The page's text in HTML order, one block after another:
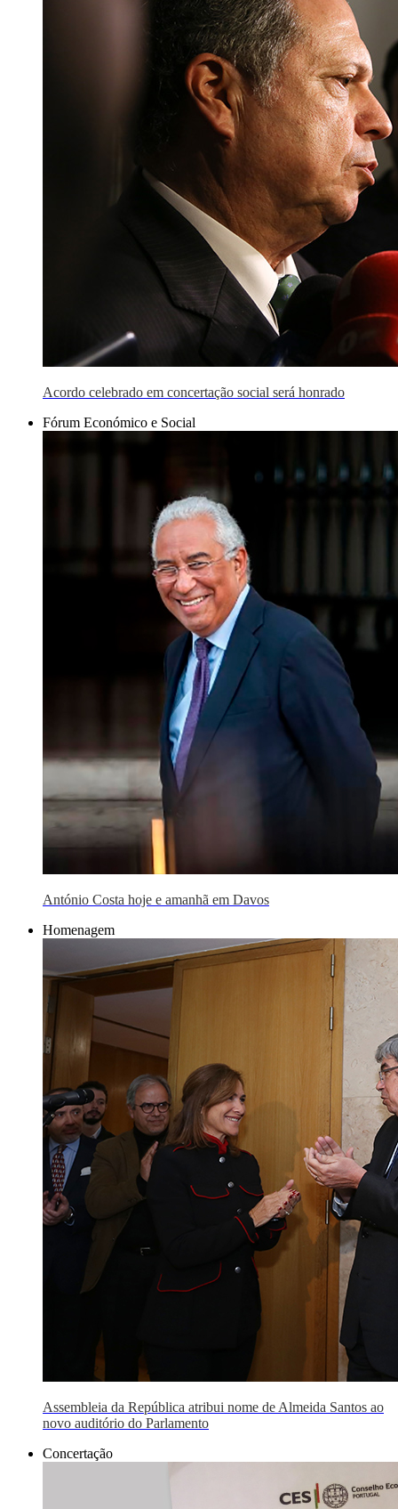
Acordo celebrado em concertação social será honrado
Fórum Económico e Social
António Costa hoje e amanhã em Davos
Homenagem
Assembleia da República atribui nome de Almeida Santos ao
novo auditório do Parlamento
Concertação